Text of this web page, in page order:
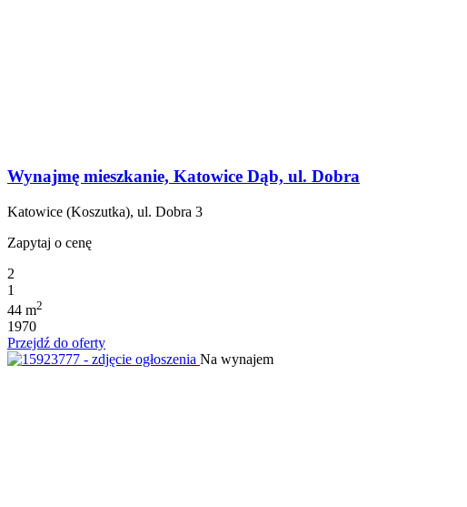
Wynajmę mieszkanie, Katowice Dąb, ul. Dobra
Katowice (Koszutka), ul. Dobra 3
Zapytaj o cenę
2
1
44 m2
1970
Przejdź do oferty
Na wynajem